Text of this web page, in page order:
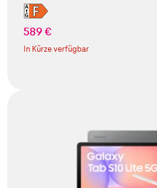
589 €
In Kürze verfügbar